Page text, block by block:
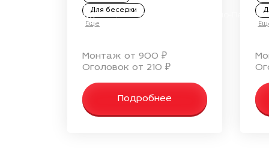
Винтовые сваи в Лосино-
Для беседки
Еще
Монтаж от 900 ₽
Оголовок от 210 ₽
Подробнее